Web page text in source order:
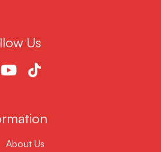
Us
About Us